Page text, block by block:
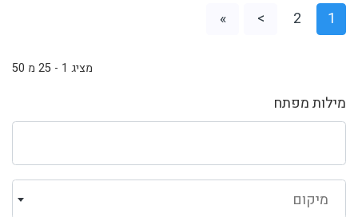
מילות מפתח
מיקום
1
2
>
»
מציג 1 - 25 מ 50